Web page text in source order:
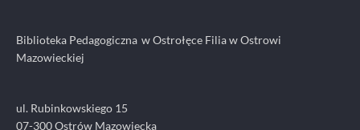
Biblioteka Pedagogiczna w Ostrołęce Filia w Ostrowi
Mazowieckiej
ul. Rubinkowskiego 15
07-300 Ostrów Mazowiecka